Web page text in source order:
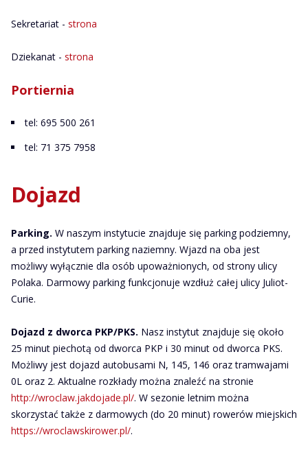
Sekretariat - strona
Dziekanat - strona
Portiernia
tel: 695 500 261
tel: 71 375 7958
Dojazd
Parking. W naszym instytucie znajduje się parking podziemny,
a przed instytutem parking naziemny. Wjazd na oba jest
możliwy wyłącznie dla osób upoważnionych, od strony ulicy
Polaka. Darmowy parking funkcjonuje wzdłuż całej ulicy Juliot-
Curie.
Dojazd z dworca PKP/PKS. Nasz instytut znajduje się około
25 minut piechotą od dworca PKP i 30 minut od dworca PKS.
Możliwy jest dojazd autobusami N, 145, 146 oraz tramwajami
0L oraz 2. Aktualne rozkłady można znaleźć na stronie
http://wroclaw.jakdojade.pl/. W sezonie letnim można
skorzystać także z darmowych (do 20 minut) rowerów miejskich
https://wroclawskirower.pl/.